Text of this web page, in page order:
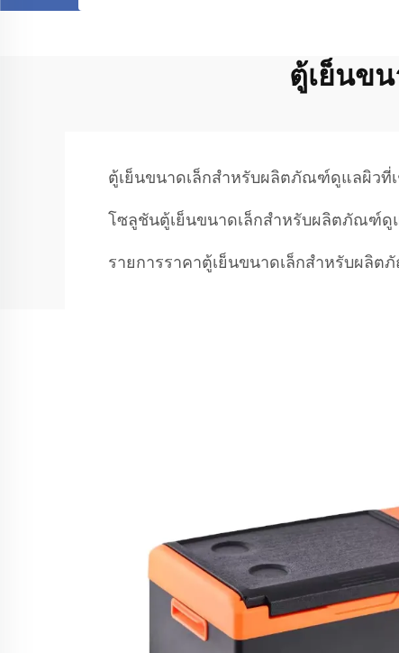
ตู้เย็นข
ตู้เย็นขนาดเล็กสำหรับผลิตภัณฑ์ดูแลผิวที่
โซลูชันตู้เย็นขนาดเล็กสำหรับผลิตภัณฑ์ดู
รายการราคาตู้เย็นขนาดเล็กสำหรับผลิ